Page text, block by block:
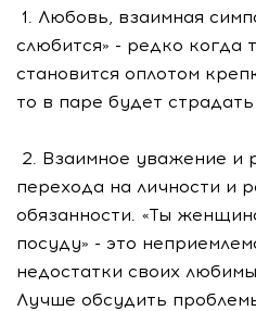
1. Любовь, взаимная
слюбится» - редко когда
становится оплотом
то в паре будет
2. Взаимное уважение и
перехода на личности и
обязанности. «Ты
посуду» - это
недостатки своих
Лучше обсудить